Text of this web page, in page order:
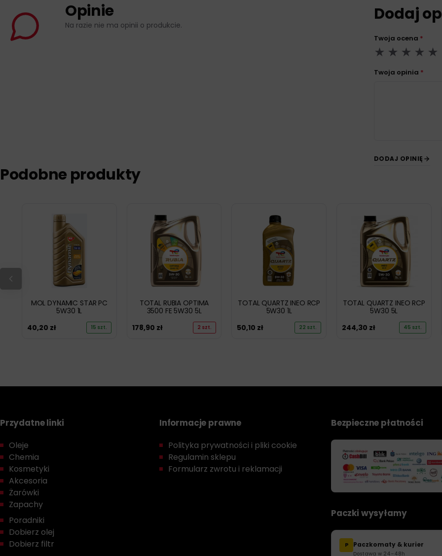
Opinie
Na razie nie ma opinii o produkcie.
Dodaj
Twoja ocena *
Twoja opinia *
DODAJ OPINIĘ
Podobne produkty
MOL DYNAMIC STAR PC
5W30 1L
40,20 zł 15 szt.
TOTAL RUBIA OPTIMA
3500 FE 5W30 5L
178,90 zł 2 szt.
TOTAL QUARTZ INEO RCP
5W30 1L
50,10 zł 22 szt.
TOTAL QUARTZ INEO RCP
5W30 5L
244,30 zł 45 szt.
Przydatne linki
Oleje
Chemia
Kosmetyki
Akcesoria
Żarówki
Zapachy
Poradniki
Dobierz olej
Dobierz filtr
Informacje prawne
Polityka prywatności i pliki cookie
Regulamin sklepu
Formularz zwrotu i reklamacji
Bezpieczne płatności
Paczki wysyłamy
P Paczkomaty & kurier
Dostawa w 24–48h